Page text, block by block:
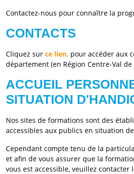
Contactez-nous pour connaître la
CONTACTS
Cliquez sur ce lien, pour accéder aux
département (en Région Centre-Val de
ACCUEIL PERSONNES EN
SITUATION
Nos sites de formations sont des
accessibles aux publics en situation
Cependant compte tenu de la
et afin de vous assurer que la
vous est accessible, veuillez contacter